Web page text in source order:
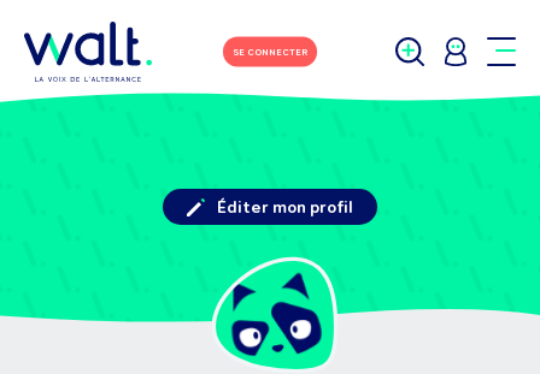
SE CONNECTER
Éditer mon profil